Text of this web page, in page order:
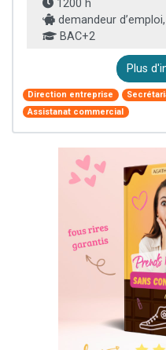
1200 h
demandeur
BAC+2
Plus
Direction entreprise
Assistanat commercial